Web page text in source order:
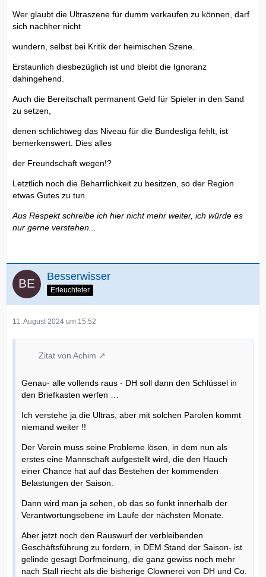
Wer glaubt die Ultraszene für dumm verkaufen zu können, darf
sich nachher nicht
wundern, selbst bei Kritik der heimischen Szene.
Erstaunlich diesbezüglich ist und bleibt die Ignoranz
dahingehend.
Auch die Bereitschaft permanent Geld für Spieler in den Sand
zu setzen,
denen schlichtweg das Niveau für die Bundesliga fehlt, ist
bemerkenswert. Dies alles
der Freundschaft wegen!?
Letztlich noch die Beharrlichkeit zu besitzen, so der Region
etwas Gutes zu tun.
Aus Respekt schreibe ich hier nicht mehr weiter, ich würde es
nur gerne verstehen...
Besserwisser
Erleuchteter
11. August 2024 um 15:52
Zitat von Achim
Genau- alle vollends raus - DH soll dann den Schlüssel in
den Briefkasten werfen …
Ich verstehe ja die Ultras, aber mit solchen Parolen kommt
niemand weiter !!
Der Verein muss seine Probleme lösen, in dem nun als
erstes eine Mannschaft aufgestellt wird, die den Hauch
einer Chance hat auf das Bestehen der kommenden
Belastungen der Saison.
Dann wird man ja sehen, ob das so funkt innerhalb der
Verantwortungsebene im Laufe der nächsten Monate.
Aber jetzt noch den Rauswurf der verbleibenden
Geschäftsführung zu fordern, in DEM Stand der Saison- ist
gelinde gesagt Dorfmeinung, die ganz gewiss noch mehr
nach Stall riecht als die bisherige Clownerei von DH und Co.